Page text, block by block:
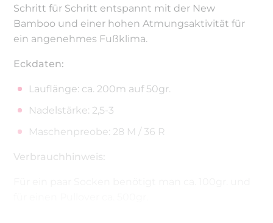
Schritt für Schritt entspannt mit der New
Bamboo und einer hohen Atmungsaktivität für
ein angenehmes Fußklima.
Eckdaten:
Lauflänge: ca. 200m auf 50gr.
Nadelstärke: 2,5-3
Maschenpreobe: 28 M / 36 R
Verbrauchhinweis: